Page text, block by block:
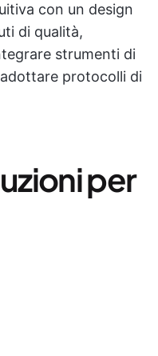
con un design
di qualità,
strumenti di
protocolli di
per